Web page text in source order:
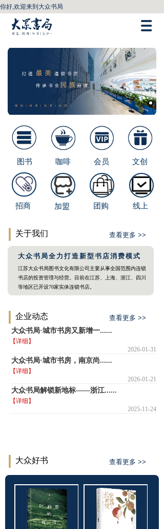
你好,欢迎来到大众书局
文创
会员
图书 咖啡
招商 加盟 团购 线上
江苏大众书局图书文化有限公司主要从事全国范围内连锁
书店的投资管理与经营。目前在江苏、上海、浙江、四川
等地区已开设70家实体连锁书店。
| 查看更多 >>
大众书局全力打造新型书店消费模式
关于我们
企业动态 查看更多 >>
|
大众书局·城市书房又新增一......
【详细】
2026-01-31
大众书局·城市书房，南京尚......
【详细】
2026-01-21
大众书局解锁新地标——浙江......
【详细】
2025-11-24
| 大众好书 查看更多 >>